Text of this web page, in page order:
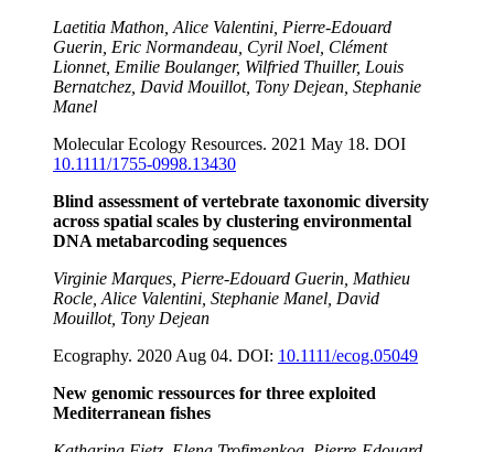
Laetitia Mathon, Alice Valentini, Pierre-Edouard
Guerin, Eric Normandeau, Cyril Noel, Clément
Lionnet, Emilie Boulanger, Wilfried Thuiller, Louis
Bernatchez, David Mouillot, Tony Dejean, Stephanie
Manel
Molecular Ecology Resources. 2021 May 18. DOI
10.1111/1755-0998.13430
Blind assessment of vertebrate taxonomic diversity
across spatial scales by clustering environmental
DNA metabarcoding sequences
Virginie Marques, Pierre‐Edouard Guerin, Mathieu
Rocle, Alice Valentini, Stephanie Manel, David
Mouillot, Tony Dejean
Ecography. 2020 Aug 04. DOI: 10.1111/ecog.05049
New genomic ressources for three exploited
Mediterranean fishes